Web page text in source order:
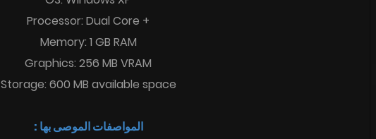
Processor: Dual Core +
Memory: 1 GB RAM
Graphics: 256 MB VRAM
Storage: 600 MB available space
المواصفات الموصى بها :